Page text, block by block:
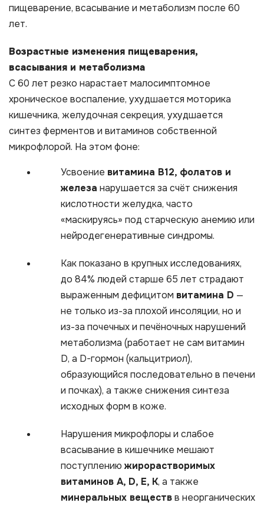
пищеварение, всасывание и метаболизм после 60
лет.
Возрастные изменения пищеварения,
всасывания и метаболизма
С 60 лет резко нарастает малосимптомное
хроническое воспаление, ухудшается моторика
кишечника, желудочная секреция, ухудшается
синтез ферментов и витаминов собственной
микрофлорой. На этом фоне:​
Усвоение витамина B12, фолатов и
железа нарушается за счёт снижения
кислотности желудка, часто
«маскируясь» под старческую анемию или
нейродегенеративные синдромы.​
Как показано в крупных исследованиях,
до 84% людей старше 65 лет страдают
выраженным дефицитом витамина D —
не только из-за плохой инсоляции, но и
из-за почечных и печёночных нарушений
метаболизма (работает не сам витамин
D, а D-гормон (кальцитриол),
образующийся последовательно в печени
и почках), а также снижения синтеза
исходных форм в коже.​
Нарушения микрофлоры и слабое
всасывание в кишечнике мешают
поступлению жирорастворимых
витаминов А, D, Е, К, а также
минеральных веществв неорганических